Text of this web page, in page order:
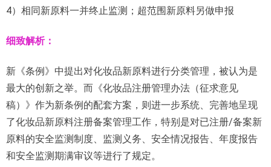
4）相同新原料一并终止监测；超范围新原料另做申报
细致解析：
新《条例》中提出对化妆品新原料进行分类管理，被认为是
最大的创新之举。而《化妆品注册管理办法（征求意见
稿）》作为新条例的配套方案，则进一步系统、完善地呈现
了化妆品新原料注册备案管理工作，特别是对已注册/备案新
原料的安全监测制度、监测义务、安全情况报告、年度报告
和安全监测期满审议等进行了规定。